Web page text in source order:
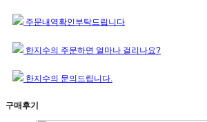
주문내역확인부탁드립니다
한지수의 주문하면 얼마나 걸리나요?
한지수의 문의드립니다.
구매후기